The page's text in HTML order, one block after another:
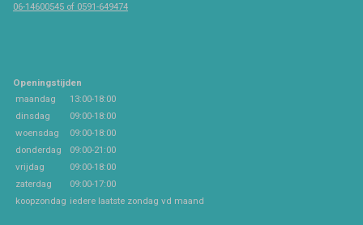
06-14600545 of 0591-649474
Openingstijden
maandag
13:00-18:00
dinsdag
09:00-18:00
woensdag
09:00-18:00
donderdag
09:00-21:00
vrijdag
09:00-18:00
zaterdag
09:00-17:00
koopzondag iedere laatste zondag vd maand